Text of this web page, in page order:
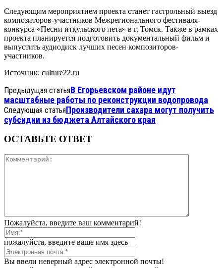
Следующим мероприятием проекта станет гастрольный выезд
композиторов-участников Межрегионального фестиваля-
конкурса «Песни иткульского лета» в г. Томск. Также в рамках
проекта планируется подготовить документальный фильм и
выпустить аудиодиск лучших песен композиторов-
участников.
Источник: culture22.ru
Предыдущая статьяВ Егорьевском районе идут
масштабные работы по реконструкции водопровода
Следующая статьяПроизводители сахара могут получить
субсидии из бюджета Алтайского края
ОСТАВЬТЕ ОТВЕТ
Пожалуйста, введите ваш комментарий!
пожалуйста, введите ваше имя здесь
Вы ввели неверный адрес электронной почты!